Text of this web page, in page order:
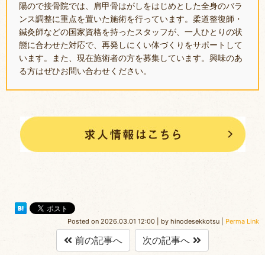
陽ので接骨院では、肩甲骨はがしをはじめとした全身のバラ
ンス調整に重点を置いた施術を行っています。柔道整復師・
鍼灸師などの国家資格を持ったスタッフが、一人ひとりの状
態に合わせた対応で、再発しにくい体づくりをサポートして
います。また、現在施術者の方を募集しています。興味のあ
る方はぜひお問い合わせください。
Posted on 2026.03.01 12:00 by hinodesekkotsu Perma Link
前の記事へ 次の記事へ